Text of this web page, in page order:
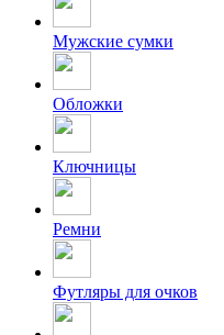
Мужские сумки
Обложки
Ключницы
Ремни
Футляры для очков